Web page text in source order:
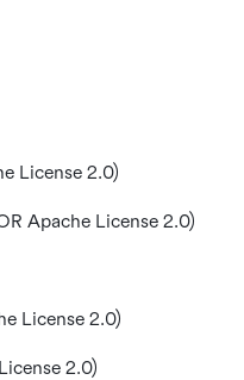
License 2.0)
Apache License 2.0)
License 2.0)
2.0)